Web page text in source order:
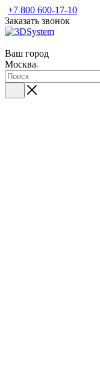
+7 800 600-17-10
Заказать звонок
Ваш город
Москва